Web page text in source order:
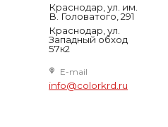
Краснодар, ул. им.
В. Головатого, 291
Краснодар, ул.
Западный обход
57к2
E-mail
info@colorkrd.ru